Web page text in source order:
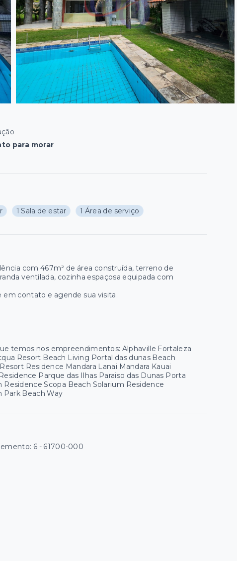
para morar
1 Sala de estar 1 Área de serviço
com 467m² de área construída, terreno de
ventilada, cozinha espaçosa equipada com
em contato e agende sua visita.
temos nos empreendimentos: Alphaville Fortaleza
Resort Beach Living Portal das dunas Beach
Residence Mandara Lanai Mandara Kauai
Parque das Ilhas Paraiso das Dunas Porta
Scopa Beach Solarium Residence
Park Beach Way
6 - 61700-000